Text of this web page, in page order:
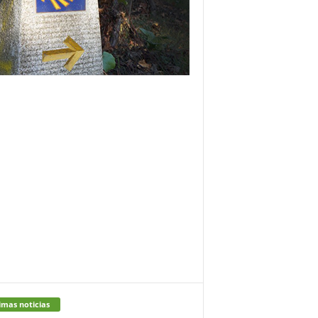
noticias